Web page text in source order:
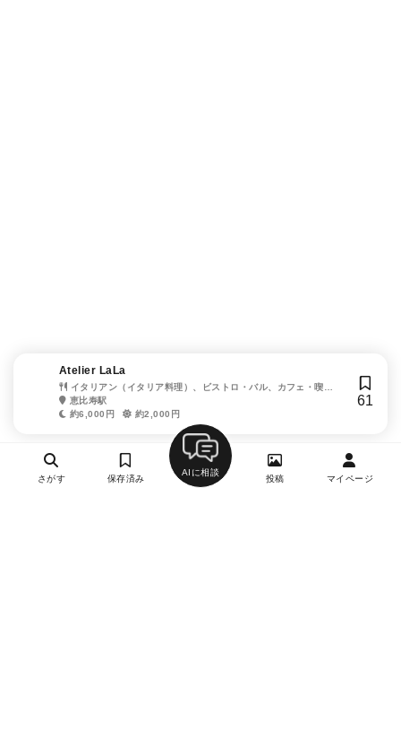
Atelier LaLa
イタリアン（イタリア料理）、ビストロ・バル、カフェ・喫茶
店 恵比寿駅
約6,000円
約2,000円
61
さがす 保存済み
AIに相談
投稿 マイページ